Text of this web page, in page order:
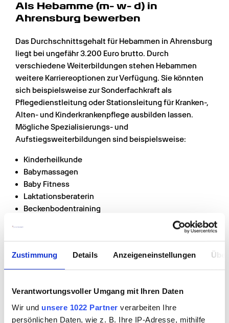
Zustimmung Details Anzeigeneinstellungen
Verantwortungsvoller Umgang mit Ihren Daten
Wir und unsere 1022 Partner verarbeiten Ihre
persönlichen Daten, wie z. B. Ihre IP-Adresse, mithilfe
Als Hebamme (m- w- d) in
Ahrensburg bewerben
Das Durchschnittsgehalt für Hebammen in Ahrensburg
liegt bei ungefähr 3.200 Euro brutto. Durch
verschiedene Weiterbildungen stehen Hebammen
weitere Karriereoptionen zur Verfügung. Sie könnten
sich beispielsweise zur Sonderfachkraft als
Pflegedienstleitung oder Stationsleitung für Kranken-,
Alten- und Kinderkrankenpflege ausbilden lassen.
Mögliche Spezialisierungs- und
Aufstiegsweiterbildungen sind beispielsweise:
Kinderheilkunde
Babymassagen
Baby Fitness
Laktationsberaterin
Beckenbodentraining
Betriebswirt/in – Management im
Gesundheitswesen
Angeboten werden solche Weiterbildungen von Top-
Physio, der Grone Wirtschaftsakademie, der DAA-
Deutsche Angestellten Akademie, der Döpfer